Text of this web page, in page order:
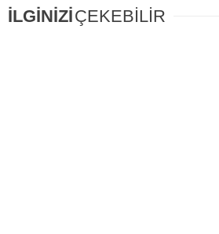
İLGİNİZİÇEKEBİLİR